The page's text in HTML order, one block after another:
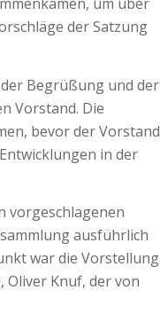
der Satzung
Begrüßung und der
Vorstand. Die
bevor der Vorstand
in der
vorgeschlagenen
ausführlich
war die Vorstellung
Oliver Knuf, der von